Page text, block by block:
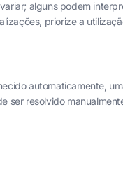
alguns podem
priorize a
automaticamente,
ser resolvido